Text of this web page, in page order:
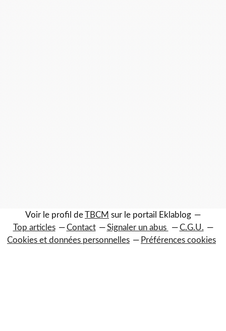
Voir le profil deTBCM sur le portail Eklablog
Top articles
Contact Signaler un abus
C.G.U.
Cookies et données personnelles
Préférences cookies